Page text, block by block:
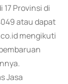
Provinsi di
atau dapat
mengikuti
Jasa